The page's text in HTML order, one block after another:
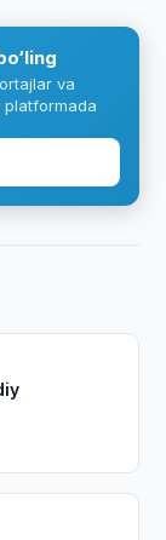
va
platformada